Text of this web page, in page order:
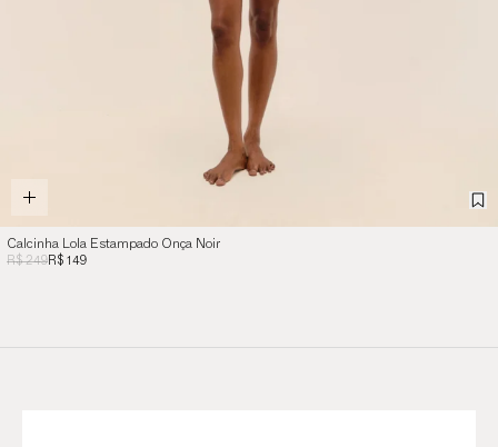
Calcinha Lola Estampado Onça Noir
R$ 249R$ 149